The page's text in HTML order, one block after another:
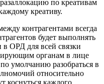
по креативам
креативу.
контрагентами всегда
будет выполнять
в ОРД для всей связки
органам в лице
умолчанию разобраться в
относительно